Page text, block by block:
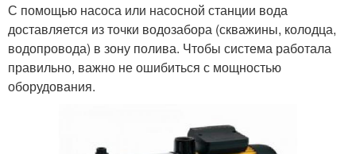
С помощью насоса или насосной станции вода
доставляется из точки водозабора (скважины, колодца,
водопровода) в зону полива. Чтобы система работала
правильно, важно не ошибиться с мощностью
оборудования.